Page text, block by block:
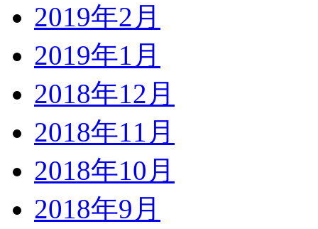
2019年2月
2019年1月
2018年12月
2018年11月
2018年10月
2018年9月